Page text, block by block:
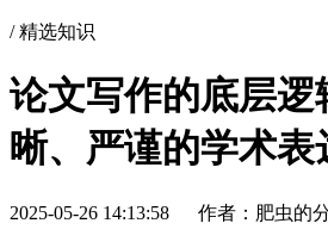
/精选知识
论文写作的底层逻
晰、严谨的学术表
2025-05-26 14:13:58 作者：肥虫的